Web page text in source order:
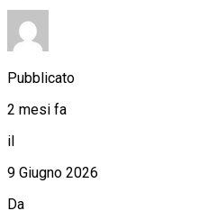
Pubblicato
2 mesi fa
il
9 Giugno 2026
Da